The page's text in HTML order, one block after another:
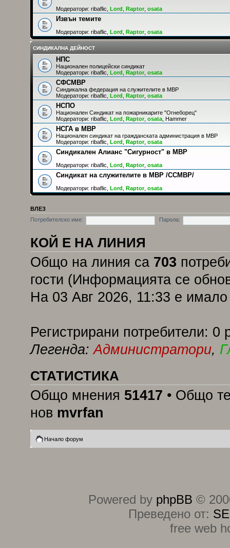
Модератори: ribaflic Lord Raptor, osata
Извън темите
Модератори: ribaflic Lord Raptor, osata
СИНДИКАЛНА ДЕЙНОСТ
НПС
Национален полицейски синдикат
Модератори: ribaflic Lord Raptor osata
СФСМВР
Синдикална федерация на служителите в МВР
Модератори: ribaflic Lord Raptor, osata
НСПО
Национален Синдикат на пожарникарите "Огнеборец"
Модератори: ribaflic Lord Raptor, osata Hammer
НСГА в МВР
Национален синдикат на гражданската администрация в МВР
Модератори: ribaflic Lord Raptor, osata
Синдикален Алианс "Сигурност" в МВР
Модератори: ribaflic Lord Raptor, osata
Синдикат на служителите в МВР /ССМВР/
Модератори: ribaflic Lord Raptor, osata
ВЛЕЗ
Потребителско име:
Парола:
КОЙ Е НА ЛИНИЯ
Общо на линия са 703
гости (Информацията се
На 03 Авг 2026, 11:33 е
Регистрирани потребители: 0
Легенда:Администратори,
СТАТИСТИКА
Общо мнения 51417 • Общо
нов mvrfan
Начало форум
Powered by phpBB ©
Преведено от:
free web